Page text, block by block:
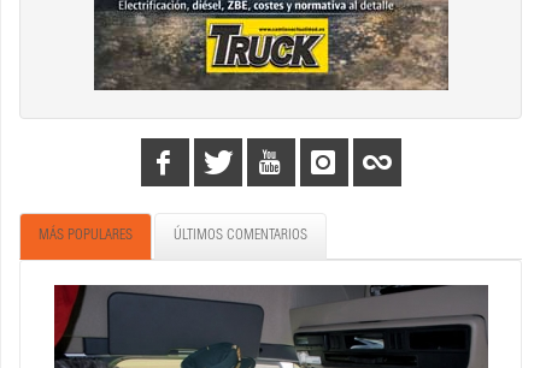
MÁS POPULARES ÚLTIMOS COMENTARIOS